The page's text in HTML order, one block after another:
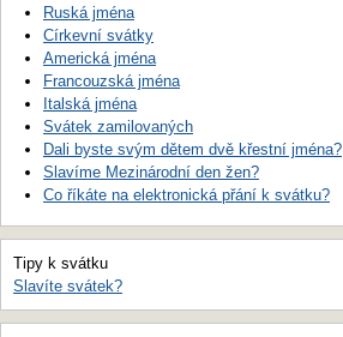
Ruská jména
Církevní svátky
Americká jména
Francouzská jména
Italská jména
Svátek zamilovaných
Dali byste svým dětem dvě křestní jména?
Slavíme Mezinárodní den žen?
Co říkáte na elektronická přání k svátku?
Tipy k svátku
Slavíte svátek?